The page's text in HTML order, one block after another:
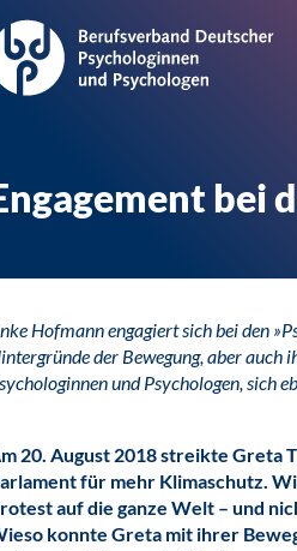
bei
Hofmann engagiert sich bei den
der Bewegung, aber auch
und Psychologen, sich
20. August 2018 streikte Greta
für mehr Klimaschutz.
auf die ganze Welt – und
konnte Greta mit ihrer